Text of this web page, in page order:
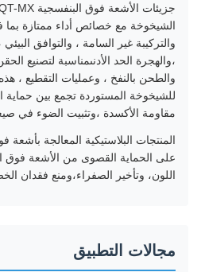
الشيخوخة مع خصائص أداء ممتازة بما
والتركيبة غير السامة ، والتوافق البيئي
،والهجرة الحد الأدنىمناسبة لتصنيع
والطحن بالنفخ ، وعمليات التقطيع ،
للشيخوخة المستوردة تجمع بين حماية
مقاومة الأكسدة ،وتثبيت الضوء في
على الحماية القصوى من الأشعة فوق
اللون، وتأخير الصفراء،ومنع فقدان
مجالات التطبيق